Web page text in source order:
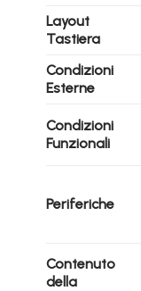
Layout
Tastiera
Condizioni
Esterne
Condizioni
Funzionali
Periferiche
Contenuto
della